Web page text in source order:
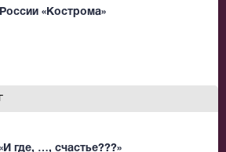
«Кострома»
где, …, счастье???»